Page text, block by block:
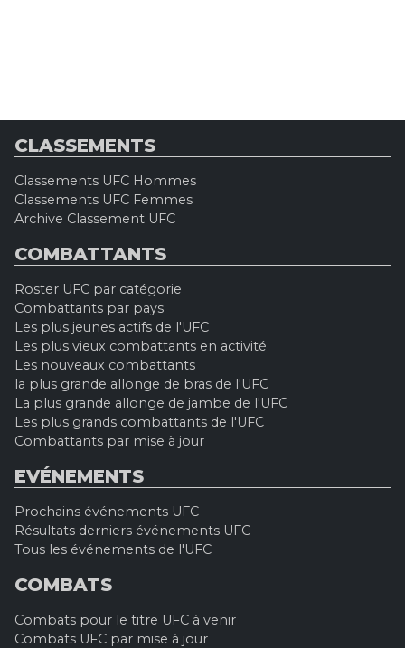
CLASSEMENTS
Classements UFC Hommes
Classements UFC Femmes
Archive Classement UFC
COMBATTANTS
Roster UFC par catégorie
Combattants par pays
Les plus jeunes actifs de l'UFC
Les plus vieux combattants en activité
Les nouveaux combattants
la plus grande allonge de bras de l'UFC
La plus grande allonge de jambe de l'UFC
Les plus grands combattants de l'UFC
Combattants par mise à jour
EVÉNEMENTS
Prochains événements UFC
Résultats derniers événements UFC
Tous les événements de l'UFC
COMBATS
Combats pour le titre UFC à venir
Combats UFC par mise à jour